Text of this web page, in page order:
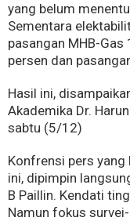
yang belum
Sementara
pasangan MHB-
persen dan
Hasil ini,
Akademika Dr.
sabtu (5/12)
Konfrensi pers
ini, dipimpin
B Paillin. Kendati
Namun fokus